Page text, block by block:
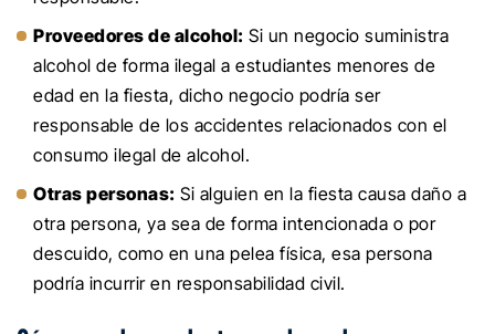
Proveedores de alcohol: Si un negocio suministra
alcohol de forma ilegal a estudiantes menores de
edad en la fiesta, dicho negocio podría ser
responsable de los accidentes relacionados con el
consumo ilegal de alcohol.
Otras personas: Si alguien en la fiesta causa daño a
otra persona, ya sea de forma intencionada o por
descuido, como en una pelea física, esa persona
podría incurrir en responsabilidad civil.